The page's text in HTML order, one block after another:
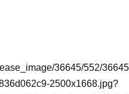
36645/552/
2500x1668.jpg?